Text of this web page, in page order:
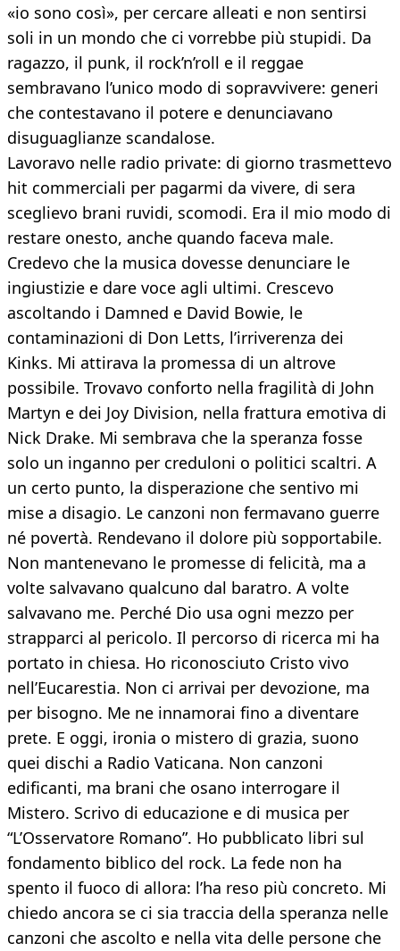
«io sono così», per cercare alleati e non sentirsi
soli in un mondo che ci vorrebbe più stupidi. Da
ragazzo, il punk, il rock’n’roll e il reggae
sembravano l’unico modo di sopravvivere: generi
che contestavano il potere e denunciavano
disuguaglianze scandalose.
Lavoravo nelle radio private: di giorno trasmettevo
hit commerciali per pagarmi da vivere, di sera
sceglievo brani ruvidi, scomodi. Era il mio modo di
restare onesto, anche quando faceva male.
Credevo che la musica dovesse denunciare le
ingiustizie e dare voce agli ultimi. Crescevo
ascoltando i Damned e David Bowie, le
contaminazioni di Don Letts, l’irriverenza dei
Kinks. Mi attirava la promessa di un altrove
possibile. Trovavo conforto nella fragilità di John
Martyn e dei Joy Division, nella frattura emotiva di
Nick Drake. Mi sembrava che la speranza fosse
solo un inganno per creduloni o politici scaltri. A
un certo punto, la disperazione che sentivo mi
mise a disagio. Le canzoni non fermavano guerre
né povertà. Rendevano il dolore più sopportabile.
Non mantenevano le promesse di felicità, ma a
volte salvavano qualcuno dal baratro. A volte
salvavano me. Perché Dio usa ogni mezzo per
strapparci al pericolo. Il percorso di ricerca mi ha
portato in chiesa. Ho riconosciuto Cristo vivo
nell’Eucarestia. Non ci arrivai per devozione, ma
per bisogno. Me ne innamorai fino a diventare
prete. E oggi, ironia o mistero di grazia, suono
quei dischi a Radio Vaticana. Non canzoni
edificanti, ma brani che osano interrogare il
Mistero. Scrivo di educazione e di musica per
“L’Osservatore Romano”. Ho pubblicato libri sul
fondamento biblico del rock. La fede non ha
spento il fuoco di allora: l’ha reso più concreto. Mi
chiedo ancora se ci sia traccia della speranza nelle
canzoni che ascolto e nella vita delle persone che